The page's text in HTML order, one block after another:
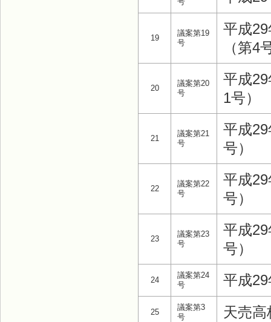
19
議案第19
号
平成
（第4
20
議案第20
号
平成
1号）
21
議案第21
号
平成
号）
22
議案第22
号
平成
号）
23
議案第23
号
平成
号）
24
議案第24
号
平成
25
議案第3
号
天売